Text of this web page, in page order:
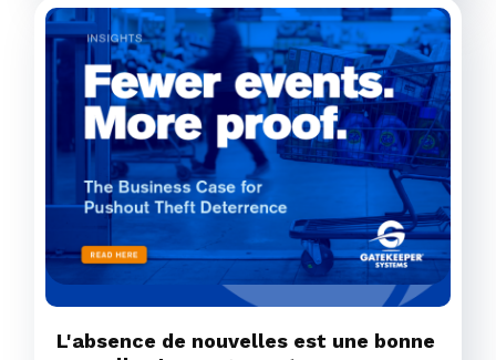
L'absence de nouvelles est une bonne